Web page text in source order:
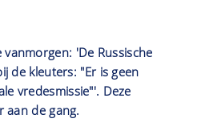
'De Russische
de kleuters: "Er is geen
vredesmissie"'. Deze
aan de gang.